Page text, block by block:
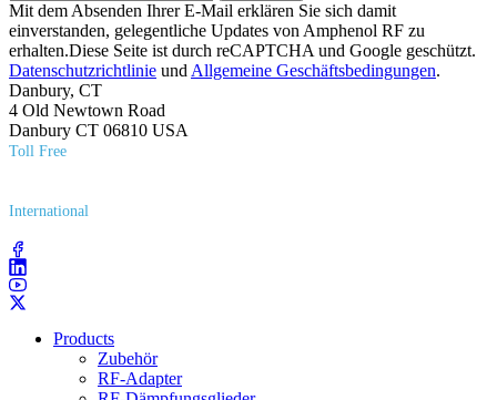
Mit dem Absenden Ihrer E-Mail erklären Sie sich damit
einverstanden, gelegentliche Updates von Amphenol RF zu
erhalten.Diese Seite ist durch reCAPTCHA und Google geschützt.
Datenschutzrichtlinie und Allgemeine Geschäftsbedingungen.
Danbury, CT
4 Old Newtown Road
Danbury CT 06810 USA
Toll Free
International
Products
Zubehör
RF-Adapter